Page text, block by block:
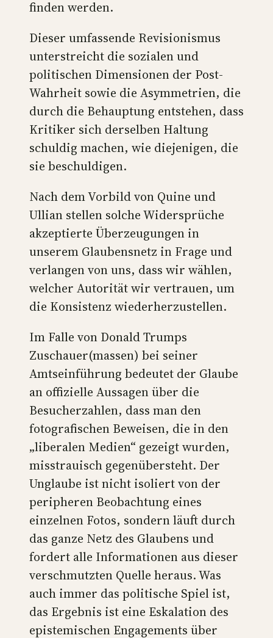
finden werden.
Dieser umfassende Revisionismus
unterstreicht die sozialen und
politischen Dimensionen der Post-
Wahrheit sowie die Asymmetrien, die
durch die Behauptung entstehen, dass
Kritiker sich derselben Haltung
schuldig machen, wie diejenigen, die
sie beschuldigen.
Nach dem Vorbild von Quine und
Ullian stellen solche Widersprüche
akzeptierte Überzeugungen in
unserem Glaubensnetz in Frage und
verlangen von uns, dass wir wählen,
welcher Autorität wir vertrauen, um
die Konsistenz wiederherzustellen.
Im Falle von Donald Trumps
Zuschauer(massen) bei seiner
Amtseinführung bedeutet der Glaube
an offizielle Aussagen über die
Besucherzahlen, dass man den
fotografischen Beweisen, die in den
„liberalen Medien“ gezeigt wurden,
misstrauisch gegenübersteht. Der
Unglaube ist nicht isoliert von der
peripheren Beobachtung eines
einzelnen Fotos, sondern läuft durch
das ganze Netz des Glaubens und
fordert alle Informationen aus dieser
verschmutzten Quelle heraus. Was
auch immer das politische Spiel ist,
das Ergebnis ist eine Eskalation des
epistemischen Engagements über